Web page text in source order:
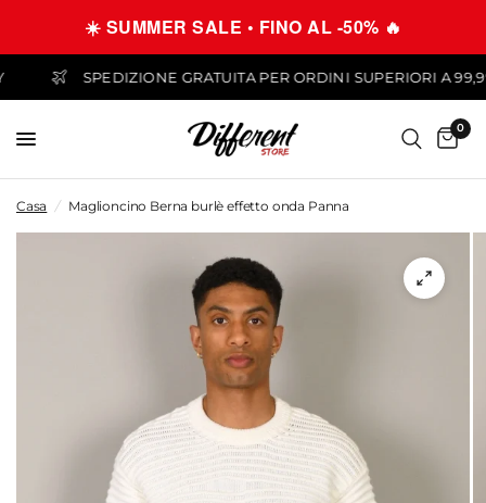
☀️ SUMMER SALE • FINO AL -50% 🔥
SPEDIZIONE GRATUITA PER ORDINI SUPERIORI
0
Casa / Maglioncino Berna burlè effetto onda Panna